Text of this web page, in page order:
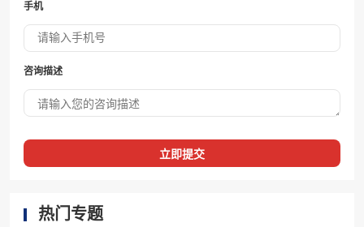
手机
咨询描述
立即提交
热门专题